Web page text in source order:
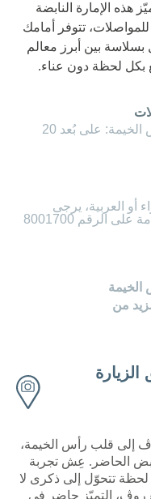
هذه الإمارة النابضة
تتوفر أمامك
بسلاسة بين أبرز معالم
بكل لحظة دون عناء.
محطة حافلات رأس الخيمة: على بُعد 20
أو العربية، يرجى
الرقم 8001700
الخيمة
من
إلى قلب رأس الخيمة،
الحاضر. عِش تجربة
لحظة تتحوّل إلى ذكرى لا
روڤ، التميّز حاضر في